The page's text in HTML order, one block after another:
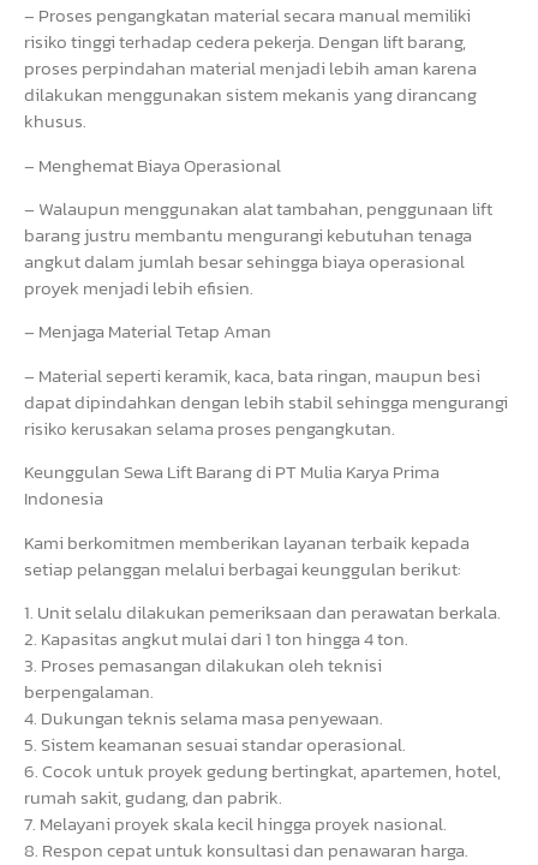
– Proses pengangkatan material secara manual memiliki
risiko tinggi terhadap cedera pekerja. Dengan lift barang,
proses perpindahan material menjadi lebih aman karena
dilakukan menggunakan sistem mekanis yang dirancang
khusus.
– Menghemat Biaya Operasional
– Walaupun menggunakan alat tambahan, penggunaan lift
barang justru membantu mengurangi kebutuhan tenaga
angkut dalam jumlah besar sehingga biaya operasional
proyek menjadi lebih efisien.
– Menjaga Material Tetap Aman
– Material seperti keramik, kaca, bata ringan, maupun besi
dapat dipindahkan dengan lebih stabil sehingga mengurangi
risiko kerusakan selama proses pengangkutan.
Keunggulan Sewa Lift Barang di PT Mulia Karya Prima
Indonesia
Kami berkomitmen memberikan layanan terbaik kepada
setiap pelanggan melalui berbagai keunggulan berikut:
1. Unit selalu dilakukan pemeriksaan dan perawatan berkala.
2. Kapasitas angkut mulai dari 1 ton hingga 4 ton.
3. Proses pemasangan dilakukan oleh teknisi
berpengalaman.
4. Dukungan teknis selama masa penyewaan.
5. Sistem keamanan sesuai standar operasional.
6. Cocok untuk proyek gedung bertingkat, apartemen, hotel,
rumah sakit, gudang, dan pabrik.
7. Melayani proyek skala kecil hingga proyek nasional.
8. Respon cepat untuk konsultasi dan penawaran harga.